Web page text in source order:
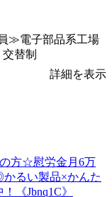
≫電子部品系工場
替制
詳細を表示